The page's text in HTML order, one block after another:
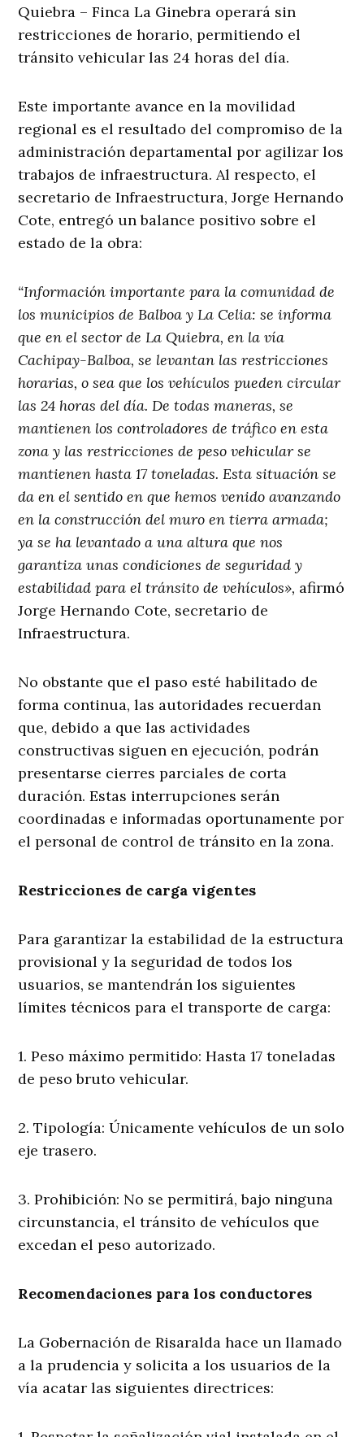
Quiebra – Finca La Ginebra operará sin
restricciones de horario, permitiendo el
tránsito vehicular las 24 horas del día.
Este importante avance en la movilidad
regional es el resultado del compromiso de la
administración departamental por agilizar los
trabajos de infraestructura. Al respecto, el
secretario de Infraestructura, Jorge Hernando
Cote, entregó un balance positivo sobre el
estado de la obra:
“Información importante para la comunidad de
los municipios de Balboa y La Celia: se informa
que en el sector de La Quiebra, en la vía
Cachipay-Balboa, se levantan las restricciones
horarias, o sea que los vehículos pueden circular
las 24 horas del día. De todas maneras, se
mantienen los controladores de tráfico en esta
zona y las restricciones de peso vehicular se
mantienen hasta 17 toneladas. Esta situación se
da en el sentido en que hemos venido avanzando
en la construcción del muro en tierra armada;
ya se ha levantado a una altura que nos
garantiza unas condiciones de seguridad y
estabilidad para el tránsito de vehículos», afirmó
Jorge Hernando Cote, secretario de
Infraestructura.
No obstante que el paso esté habilitado de
forma continua, las autoridades recuerdan
que, debido a que las actividades
constructivas siguen en ejecución, podrán
presentarse cierres parciales de corta
duración. Estas interrupciones serán
coordinadas e informadas oportunamente por
el personal de control de tránsito en la zona.
Restricciones de carga vigentes
Para garantizar la estabilidad de la estructura
provisional y la seguridad de todos los
usuarios, se mantendrán los siguientes
límites técnicos para el transporte de carga:
1. Peso máximo permitido: Hasta 17 toneladas
de peso bruto vehicular.
2. Tipología: Únicamente vehículos de un solo
eje trasero.
3. Prohibición: No se permitirá, bajo ninguna
circunstancia, el tránsito de vehículos que
excedan el peso autorizado.
Recomendaciones para los conductores
La Gobernación de Risaralda hace un llamado
a la prudencia y solicita a los usuarios de la
vía acatar las siguientes directrices: